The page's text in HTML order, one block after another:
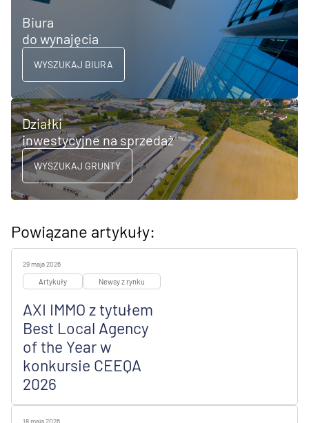
Biura
do wynajęcia
WYSZUKAJ BIURA
Działki
inwestycyjne na sprzedaż
WYSZUKAJ GRUNTY
Powiązane artykuły:
29 maja 2026
Artykuły Newsy z rynku
AXI IMMO z tytułem
Best Local Agency
of the Year w
konkursie CEEQA
2026
18 maja 2026